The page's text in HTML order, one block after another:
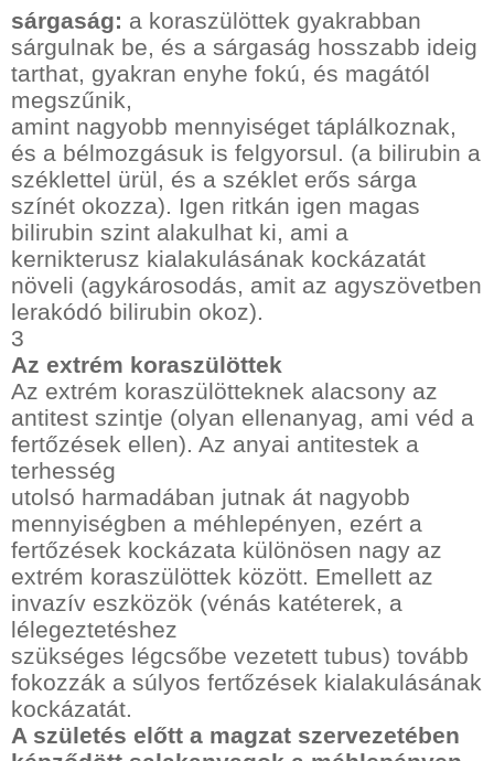
sárgaság: a koraszülöttek gyakrabban
sárgulnak be, és a sárgaság hosszabb ideig
tarthat, gyakran enyhe fokú, és magától
megszűnik,
amint nagyobb mennyiséget táplálkoznak,
és a bélmozgásuk is felgyorsul. (a bilirubin a
széklettel ürül, és a széklet erős sárga
színét okozza). Igen ritkán igen magas
bilirubin szint alakulhat ki, ami a
kernikterusz kialakulásának kockázatát
növeli (agykárosodás, amit az agyszövetben
lerakódó bilirubin okoz).
3
Az extrém koraszülöttek
Az extrém koraszülötteknek alacsony az
antitest szintje (olyan ellenanyag, ami véd a
fertőzések ellen). Az anyai antitestek a
terhesség
utolsó harmadában jutnak át nagyobb
mennyiségben a méhlepényen, ezért a
fertőzések kockázata különösen nagy az
extrém koraszülöttek között. Emellett az
invazív eszközök (vénás katéterek, a
lélegeztetéshez
szükséges légcsőbe vezetett tubus) tovább
fokozzák a súlyos fertőzések kialakulásának
kockázatát.
A születés előtt a magzat szervezetében